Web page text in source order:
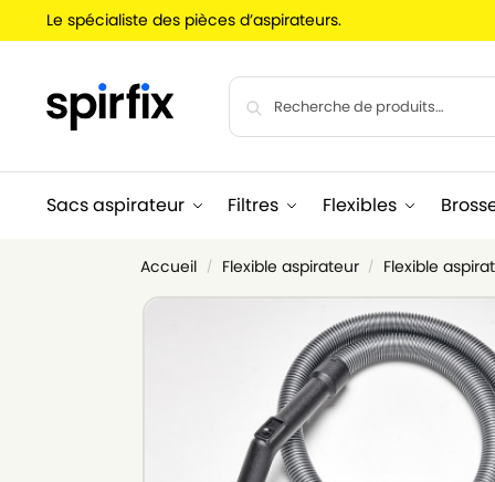
Le spécialiste des pièces d’aspirateurs.
Sacs aspirateur Filtres Flexibles
Accueil / Flexible aspirateur / Flexible